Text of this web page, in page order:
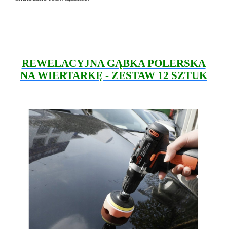
REWELACYJNA GĄBKA POLERSKA
NA WIERTARKĘ - ZESTAW 12 SZTUK